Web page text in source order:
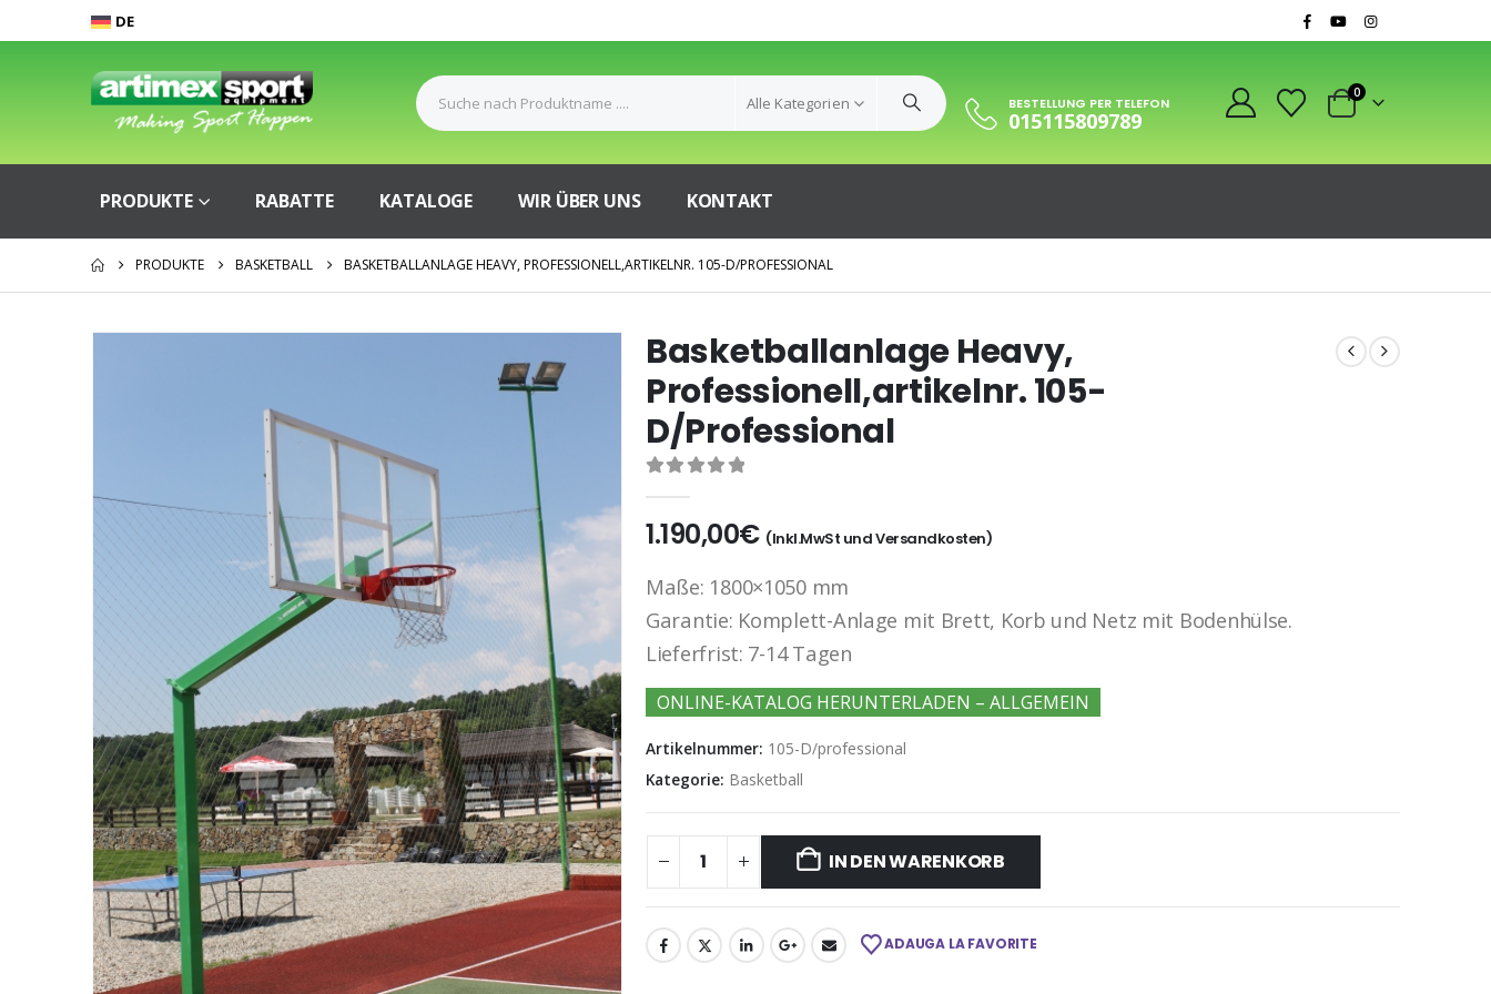
DE
Alle Kategorien BESTELLUNG PER TELEFON
015115809789
0
PRODUKTE RABATTE KATALOGE WIR ÜBER UNS KONTAKT
PRODUKTE BASKETBALL BASKETBALLANLAGE HEAVY, PROFESSIONELL,ARTIKELNR. 105-D/PROFESSIONAL
Basketballanlage Heavy,
Professionell,artikelnr. 105-
D/Professional
1.190,00€ (Inkl.MwSt und Versandkosten)
Maße: 1800×1050 mm
Garantie: Komplett-Anlage mit Brett, Korb und Netz mit Bodenhülse.
Lieferfrist: 7-14 Tagen
ONLINE-KATALOG HERUNTERLADEN – ALLGEMEIN
Artikelnummer: 105-D/professional
Kategorie: Basketball
IN DEN WARENKORB
ADAUGA LA FAVORITE